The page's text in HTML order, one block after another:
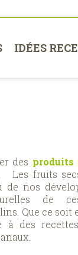
IDÉES
des produits
Les fruits
de nos
de
Que ce soit
à des